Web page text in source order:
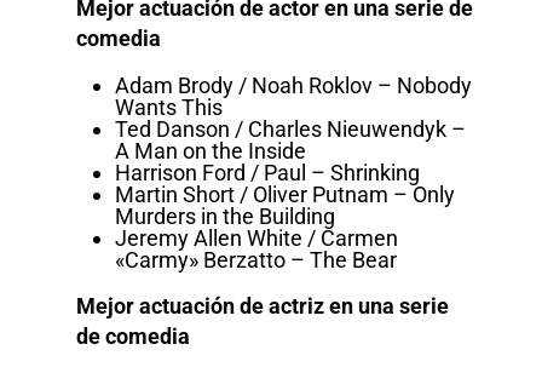
Mejor actuación de actor en una serie de
comedia
Adam Brody / Noah Roklov – Nobody
Wants This
Ted Danson / Charles Nieuwendyk –
A Man on the Inside
Harrison Ford / Paul – Shrinking
Martin Short / Oliver Putnam – Only
Murders in the Building
Jeremy Allen White / Carmen
«Carmy» Berzatto – The Bear
Mejor actuación de actriz en una serie
de comedia